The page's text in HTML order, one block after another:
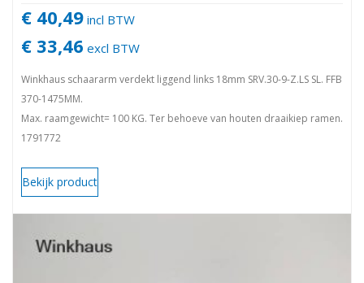
€ 40,49 incl BTW
€ 33,46 excl BTW
Winkhaus schaararm verdekt liggend links 18mm SRV.30-9-Z.LS SL. FFB
370-1475MM.
Max. raamgewicht= 100 KG. Ter behoeve van houten draaikiep ramen.
1791772
Bekijk product